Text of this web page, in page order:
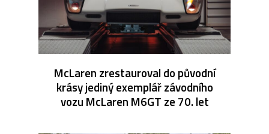
McLaren zrestauroval do původní
krásy jediný exemplář závodního
vozu McLaren M6GT ze 70. let